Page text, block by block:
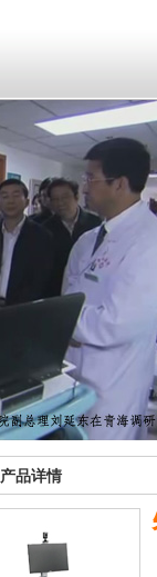
产品详情